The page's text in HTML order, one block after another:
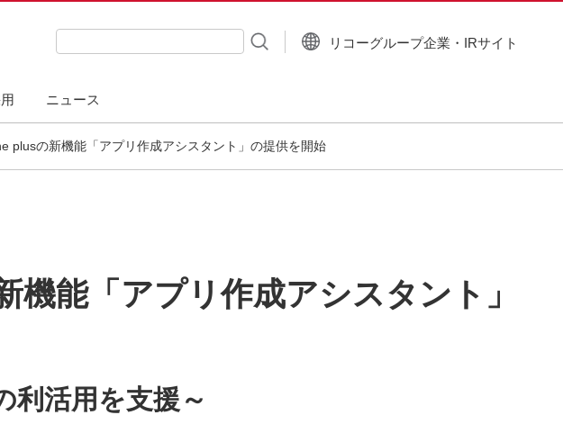
ニュース
検索キーワード入力
リコーグループ企業・IRサイト
plusの新機能「アプリ作成アシスタント」の提供を開始
能「アプリ作成アシスタント」
利活用を支援～